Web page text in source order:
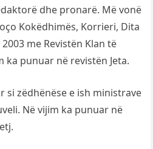
dhe pronarë. Më vonë
Kokëdhimës, Korrieri, Dita
me Revistën Klan të
ka punuar në revistën Jeta.
si zëdhënëse e ish ministrave
Në vijim ka punuar në